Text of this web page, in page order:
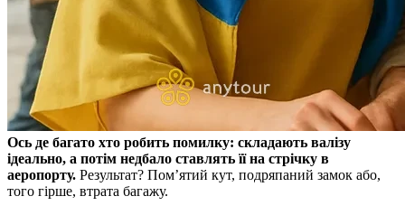
Ось де багато хто робить помилку: складають валізу
ідеально, а потім недбало ставлять її на стрічку в
аеропорту. Результат? Пом’ятий кут, подряпаний замок або,
того гірше, втрата багажу.